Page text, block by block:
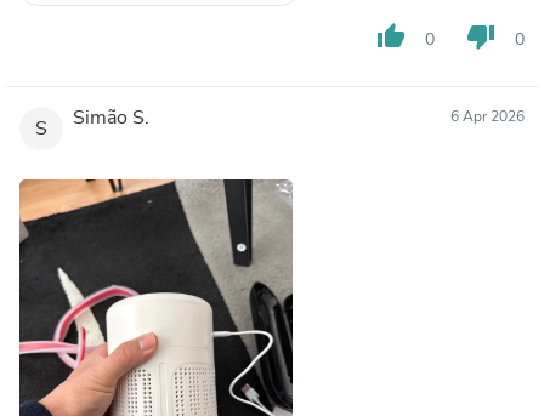
thumb_up 0 thumb_down 0
S Simão S. 6 Apr 2026